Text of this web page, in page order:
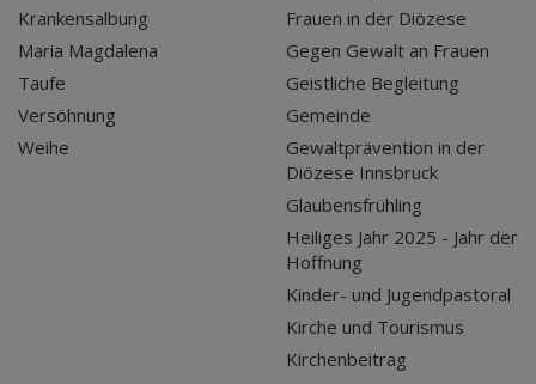
Krankensalbung
Maria Magdalena
Taufe
Versöhnung
Weihe
Frauen in der Diözese
Gegen Gewalt an Frauen
Geistliche Begleitung
Gemeinde
Gewaltprävention in der
Diözese Innsbruck
Glaubensfrühling
Heiliges Jahr 2025 - Jahr der
Hoffnung
Kinder- und Jugendpastoral
Kirche und Tourismus
Kirchenbeitrag